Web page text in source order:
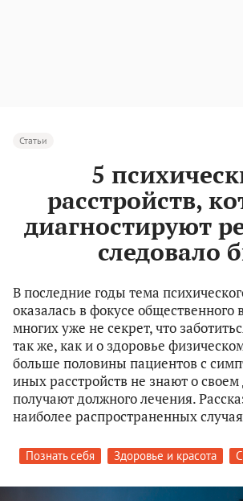
Статьи
5
расстройств,
диагностируют
следовало
В последние годы тема
оказалась в фокусе
многих уже не секрет, что
так же, как и о здоровье
больше половины пациентов с
иных расстройств не знают о своем
получают должного лечения.
наиболее распространенных
Познать себя Здоровье и красота